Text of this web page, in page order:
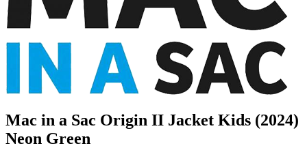
Mac in a Sac Origin II Jacket Kids (2024)
Neon Green